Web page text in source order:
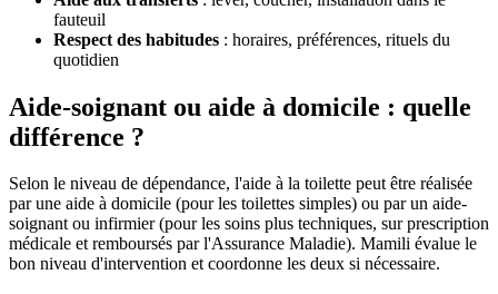
fauteuil
Respect des habitudes : horaires, préférences, rituels du
quotidien
Aide-soignant ou aide à domicile : quelle
différence ?
Selon le niveau de dépendance, l'aide à la toilette peut être réalisée
par une aide à domicile (pour les toilettes simples) ou par un aide-
soignant ou infirmier (pour les soins plus techniques, sur prescription
médicale et remboursés par l'Assurance Maladie). Mamili évalue le
bon niveau d'intervention et coordonne les deux si nécessaire.